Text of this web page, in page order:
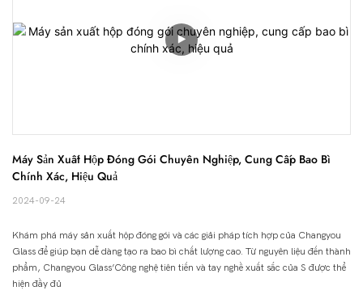
Máy Sản Xuất Hộp Đóng Gói Chuyên Nghiệp, Cung Cấp Bao Bì
Chính Xác, Hiệu Quả
2024-09-24
Khám phá máy sản xuất hộp đóng gói và các giải pháp tích hợp của Changyou
Glass để giúp bạn dễ dàng tạo ra bao bì chất lượng cao. Từ nguyên liệu đến thành
phẩm, Changyou Glass’Công nghệ tiên tiến và tay nghề xuất sắc của S được thể
hiện đầy đủ